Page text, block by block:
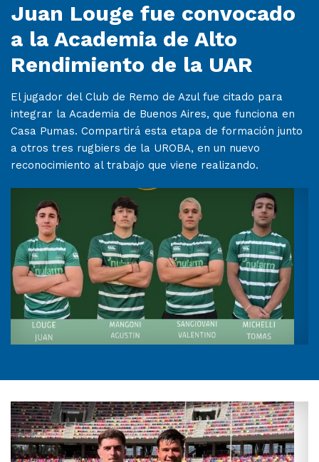
Juan Louge fue convocado
a la Academia de Alto
Rendimiento de la UAR
El jugador del Club de Remo de Azul fue citado para
integrar la Academia de Buenos Aires, que funciona en
Casa Pumas. Compartirá esta etapa de formación junto
a otros tres rugbiers de la UROBA, en un nuevo
reconocimiento al trabajo que viene realizando.